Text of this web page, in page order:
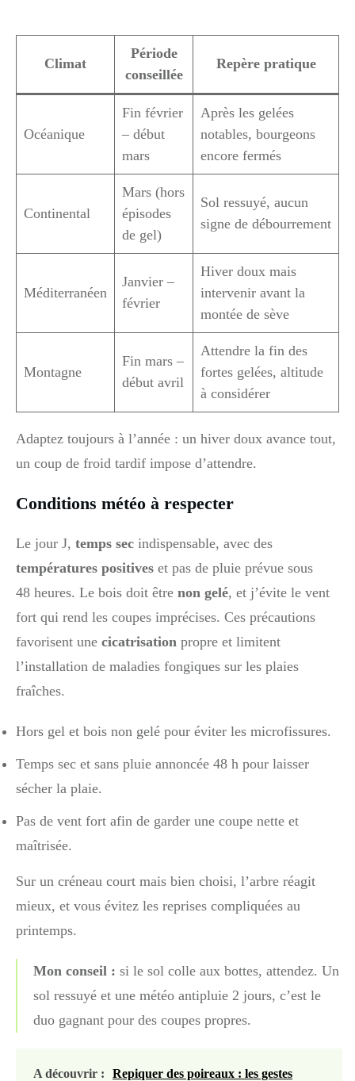
Climat
Période
conseillée
Repère pratique
Océanique
Fin février
– début
mars
Après les gelées
notables, bourgeons
encore fermés
Continental
Mars (hors
épisodes
de gel)
Sol ressuyé, aucun
signe de débourrement
Méditerranéen
Janvier –
février
Hiver doux mais
intervenir avant la
montée de sève
Montagne
Fin mars –
début avril
Attendre la fin des
fortes gelées, altitude
à considérer
Adaptez toujours à l’année : un hiver doux avance tout,
un coup de froid tardif impose d’attendre.
Conditions météo à respecter
Le jour J, temps sec indispensable, avec des
températures positives et pas de pluie prévue sous
48 heures. Le bois doit être non gelé, et j’évite le vent
fort qui rend les coupes imprécises. Ces précautions
favorisent une cicatrisation propre et limitent
l’installation de maladies fongiques sur les plaies
fraîches.
Hors gel et bois non gelé pour éviter les microfissures.
Temps sec et sans pluie annoncée 48 h pour laisser
sécher la plaie.
Pas de vent fort afin de garder une coupe nette et
maîtrisée.
Sur un créneau court mais bien choisi, l’arbre réagit
mieux, et vous évitez les reprises compliquées au
printemps.
Mon conseil : si le sol colle aux bottes, attendez. Un
sol ressuyé et une météo antipluie 2 jours, c’est le
duo gagnant pour des coupes propres.
A découvrir :
Repiquer des poireaux : les gestes